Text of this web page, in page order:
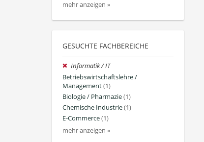
mehr anzeigen »
GESUCHTE FACHBEREICHE
Informatik / IT
Betriebswirtschaftslehre /
Management(1)
Biologie / Pharmazie(1)
Chemische Industrie(1)
E-Commerce(1)
mehr anzeigen »